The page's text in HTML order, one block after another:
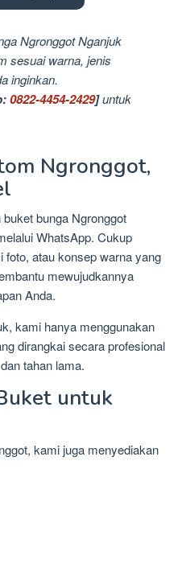
Ngronggot Nganjuk
sesuai warna, jenis
inginkan.
0822-4454-2429]untuk
Ngronggot,
bunga Ngronggot
WhatsApp. Cukup
atau konsep warna yang
mewujudkannya
Anda.
kami hanya menggunakan
dirangkai secara profesional
tahan lama.
untuk
kami juga menyediakan